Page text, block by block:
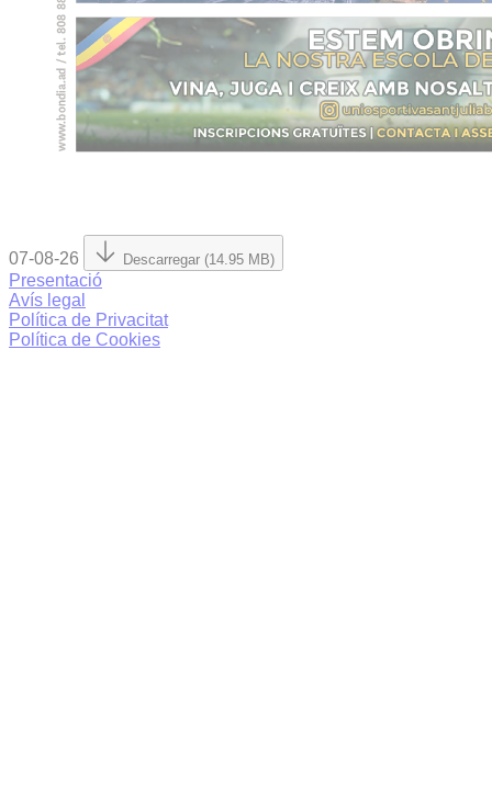
07-08-26 Descarregar (14.95 MB)
Presentació
Avís legal
Política de Privacitat
Política de Cookies